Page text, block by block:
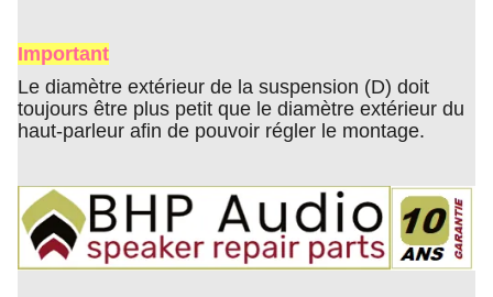
Important
Le diamètre extérieur de la suspension (D) doit
toujours être plus petit que le diamètre extérieur du
haut-parleur afin de pouvoir régler le montage.